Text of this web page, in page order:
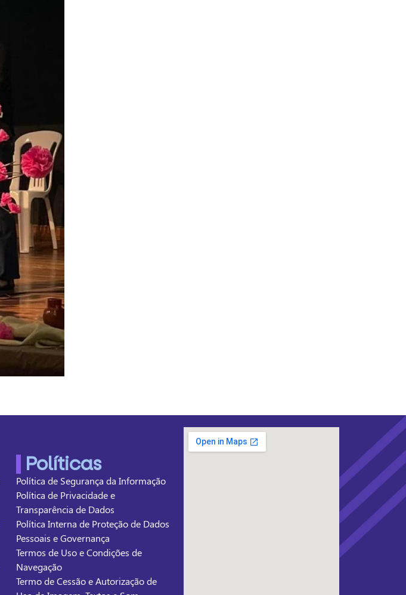
Políticas
Política de Segurança da Informação
Política de Privacidade e
Transparência de Dados
Política Interna de Proteção de Dados
Pessoais e Governança
Termos de Uso e Condições de
Navegação
Termo de Cessão e Autorização de